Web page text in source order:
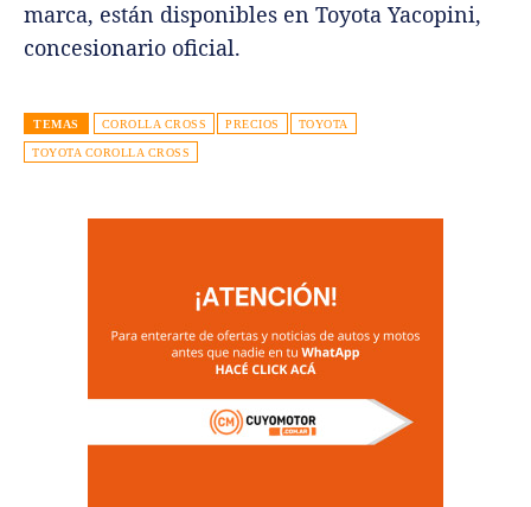
marca, están disponibles en Toyota Yacopini,
concesionario oficial.
TEMAS COROLLA CROSS PRECIOS TOYOTA
TOYOTA COROLLA CROSS